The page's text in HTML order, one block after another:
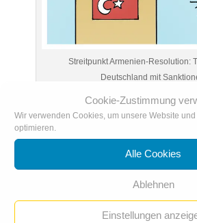
Cookie-Zustimmung
Wir verwenden Cookies, um unsere Website
optimieren.
Alle Cookies
Ablehnen
Einstellungen
Streitpunkt Armenien-Resolution:
Deutschland mit